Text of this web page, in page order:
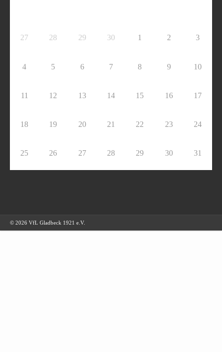
27 28 29 30 1 2 3
4 5 6 7 8 9 10
11 12 13 14 15 16 17
18 19 20 21 22 23 24
25 26 27 28 29 30 31
© 2026 VfL Gladbeck 1921 e.V.